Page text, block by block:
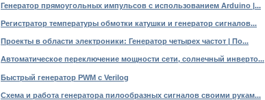
Генератор прямоугольных импульсов с использованием Arduino |...
Регистратор температуры обмотки катушки и генератор сигналов...
Проекты в области электроники: Генератор четырех частот | По...
Автоматическое переключение мощности сети, солнечный инверто...
Быстрый генератор PWM с Verilog
Схема и работа генератора пилообразных сигналов своими рукам...